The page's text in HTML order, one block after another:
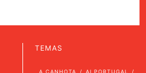
TEMAS
A CANHOTA AI PORTUGAL